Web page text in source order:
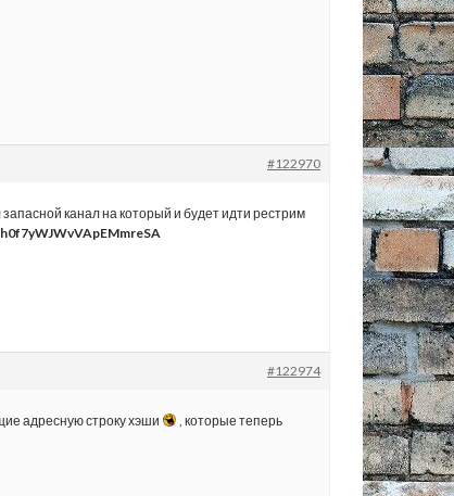
#122970
канал на который и будет идти рестрим
#122974
адресную строку хэши
, которые теперь